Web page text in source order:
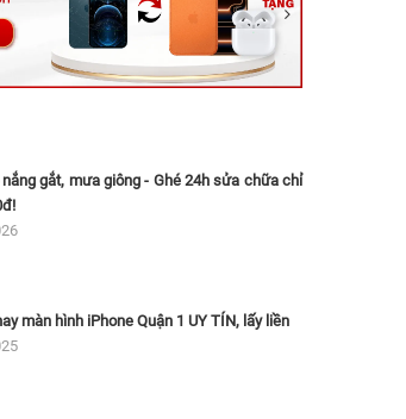
(Bình Dương Cũ)
Hồ Chí Minh (TP. Vũng Tàu cũ)
nắng gắt, mưa giông - Ghé 24h sửa chữa chỉ
màn hình iPhone Quận 1 UY TÍN, lấy liền